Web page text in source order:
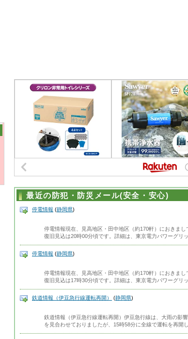
最近の防犯・防災メール(安全・安心)
停電情報 (静岡県)
停電情報現在、見高地区・田中地区（約170軒）におきま
復旧見込は20時00分頃です。詳細は、東京電力パワーグリ
停電情報 (静岡県)
停電情報現在、見高地区・田中地区（約170軒）におきま
復旧見込は17時30分頃です。詳細は、東京電力パワーグリ
鉄道情報（伊豆急行線運転再開） (静岡県)
鉄道情報（伊豆急行線運転再開）伊豆急行線は、大雨の影
を見合わせておりましたが、15時58分に全線で運転を再開